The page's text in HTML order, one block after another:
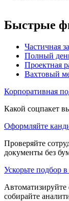
Быстрые
Частичная
Полный
Проектная
Вахтовый
Корпоративная
Какой соцпакет
Оформляйте
Проверяйте
документы без
Ускорьте подбор
Автоматизируйте
собирайте